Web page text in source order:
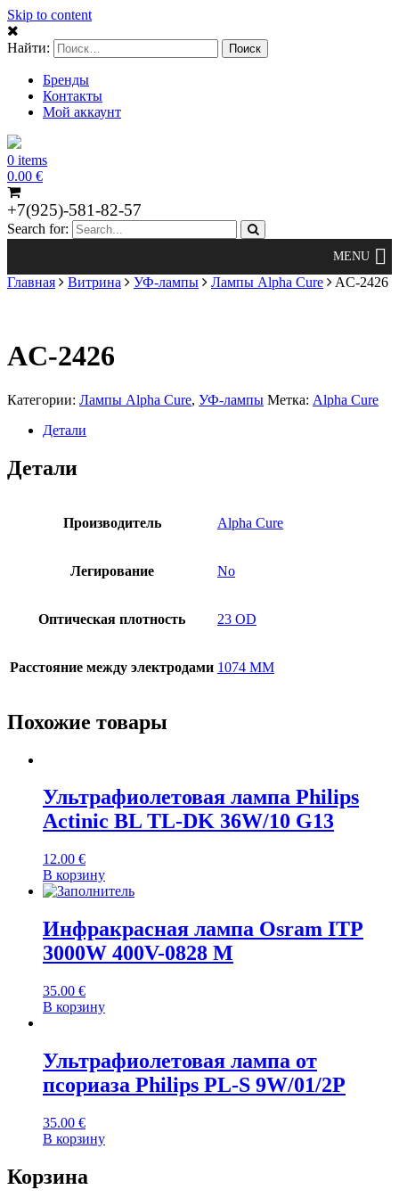
Skip to content
Найти:
Бренды
Контакты
Мой аккаунт
0 items
0.00 €
+7(925)-581-82-57
Search for:
Главная Витрина УФ-лампы Лампы Alpha Cure AC-2426
AC-2426
Категории: Лампы Alpha Cure, УФ-лампы Метка: Alpha Cure
Детали
Детали
Производитель Alpha Cure
Легирование No
Оптическая плотность 23 OD
Расстояние между электродами 1074 MM
Похожие товары
Ультрафиолетовая лампа Philips
Actinic BL TL-DK 36W/10 G13
12.00 €
В корзину
Инфракрасная лампа Osram ITP
3000W 400V-0828 M
35.00 €
В корзину
Ультрафиолетовая лампа от
псориаза Philips PL-S 9W/01/2P
35.00 €
В корзину
Корзина